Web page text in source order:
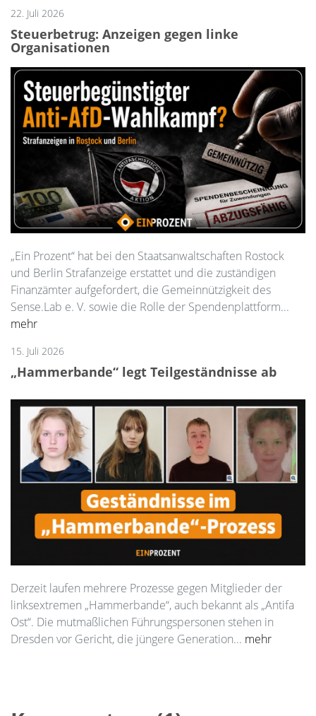
22. Juli 2026
Steuerbetrug: Anzeigen gegen linke
Organisationen
„Ein Prozent“ hat bei den Staatsanwaltschaften Rostock
und Berlin Strafanzeige erstattet und die zuständigen
Finanzämter aufgefordert, die Gemeinnützigkeit des
Sense.Lab e. V. sowie die Rolle der Spendenplattform...
mehr
15. Juli 2026
„Hammerbande“ legt Teilgeständnisse ab
Derzeit laufen mehrere Prozesse gegen Mitglieder der
linksextremen „Hammerbande“, auch bekannt als „Antifa
Ost“. Die mutmaßlichen Führungspersonen stehen in
Dresden vor Gericht, die jüngere Generation... mehr